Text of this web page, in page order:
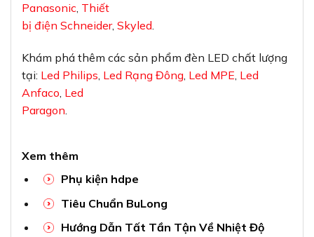
Panasonic, Thiết
bị điện Schneider, Skyled.
Khám phá thêm các sản phẩm đèn LED chất lượng
tại: Led Philips, Led Rạng Đông, Led MPE, Led
Anfaco, Led
Paragon.
Xem thêm
Phụ kiện hdpe
Tiêu Chuẩn BuLong
Hướng Dẫn Tất Tần Tận Về Nhiệt Độ